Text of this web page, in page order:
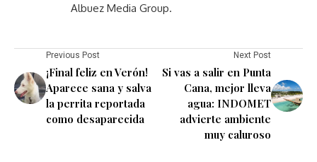
Albuez Media Group.
Previous Post
¡Final feliz en Verón!
Aparece sana y salva
la perrita reportada
como desaparecida
Next Post
Si vas a salir en Punta
Cana, mejor lleva
agua: INDOMET
advierte ambiente
muy caluroso